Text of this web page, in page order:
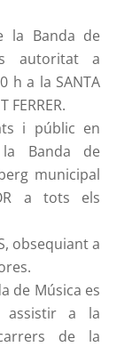
la Banda de
autoritat a
h a la SANTA
FERRER.
i públic en
la Banda de
municipal
a tots els
obsequiant a
de Música es
assistir a la
de la